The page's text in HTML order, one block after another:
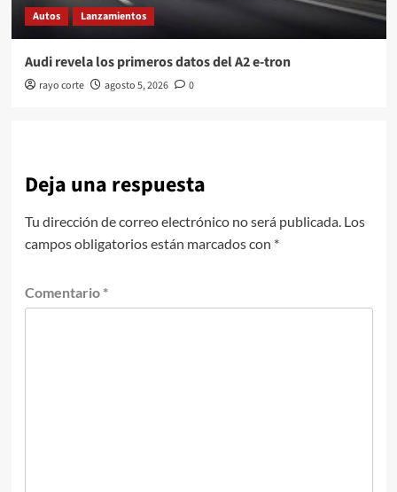
Autos Lanzamientos
Audi revela los primeros datos del A2 e-tron
rayo corte agosto 5, 2026 0
Deja una respuesta
Tu dirección de correo electrónico no será publicada. Los
campos obligatorios están marcados con *
Comentario *